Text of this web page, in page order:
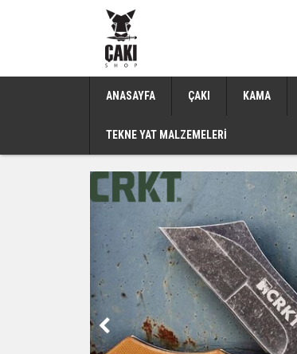
ANASAYFA ÇAKI KAMA
TEKNE YAT MALZEMELERİ